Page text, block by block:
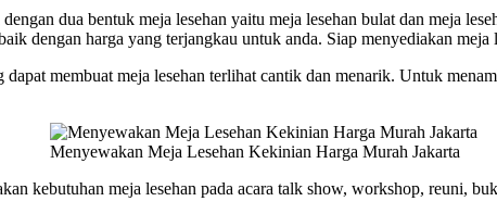
dua bentuk meja lesehan yaitu meja lesehan bulat dan meja
dengan harga yang terjangkau untuk anda. Siap menyediakan
membuat meja lesehan terlihat cantik dan menarik. Untuk
Menyewakan Meja Lesehan Kekinian Harga Murah Jakarta
kebutuhan meja lesehan pada acara talk show, workshop, reuni,